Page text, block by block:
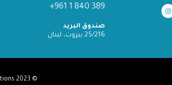
389 840 1 961+
صندوق البريد
25/216 بيروت، لبنان
© 2023